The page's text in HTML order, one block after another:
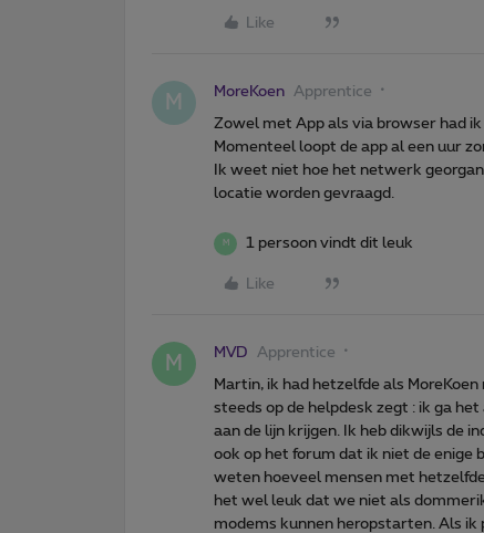
Like
M MoreKoen Apprentice
Zowel met App als via browser had
Momenteel loopt de app al een uur
Ik weet niet hoe het netwerk
locatie worden gevraagd.
M 1 persoon vindt dit leuk
Like
M MVD Apprentice
Martin, ik had hetzelfde als
steeds op de helpdesk zegt : ik ga
aan de lijn krijgen. Ik heb dikwijls de
ook op het forum dat ik niet de enige
weten hoeveel mensen met
het wel leuk dat we niet als
modems kunnen heropstarten. Als ik